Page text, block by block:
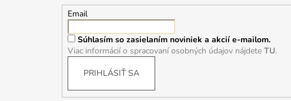
Email
Súhlasím so zasielaním noviniek a akcií e-mailom.
Viac informácií o spracovaní osobných údajov nájdete TU.
PRIHLÁSIŤ SA